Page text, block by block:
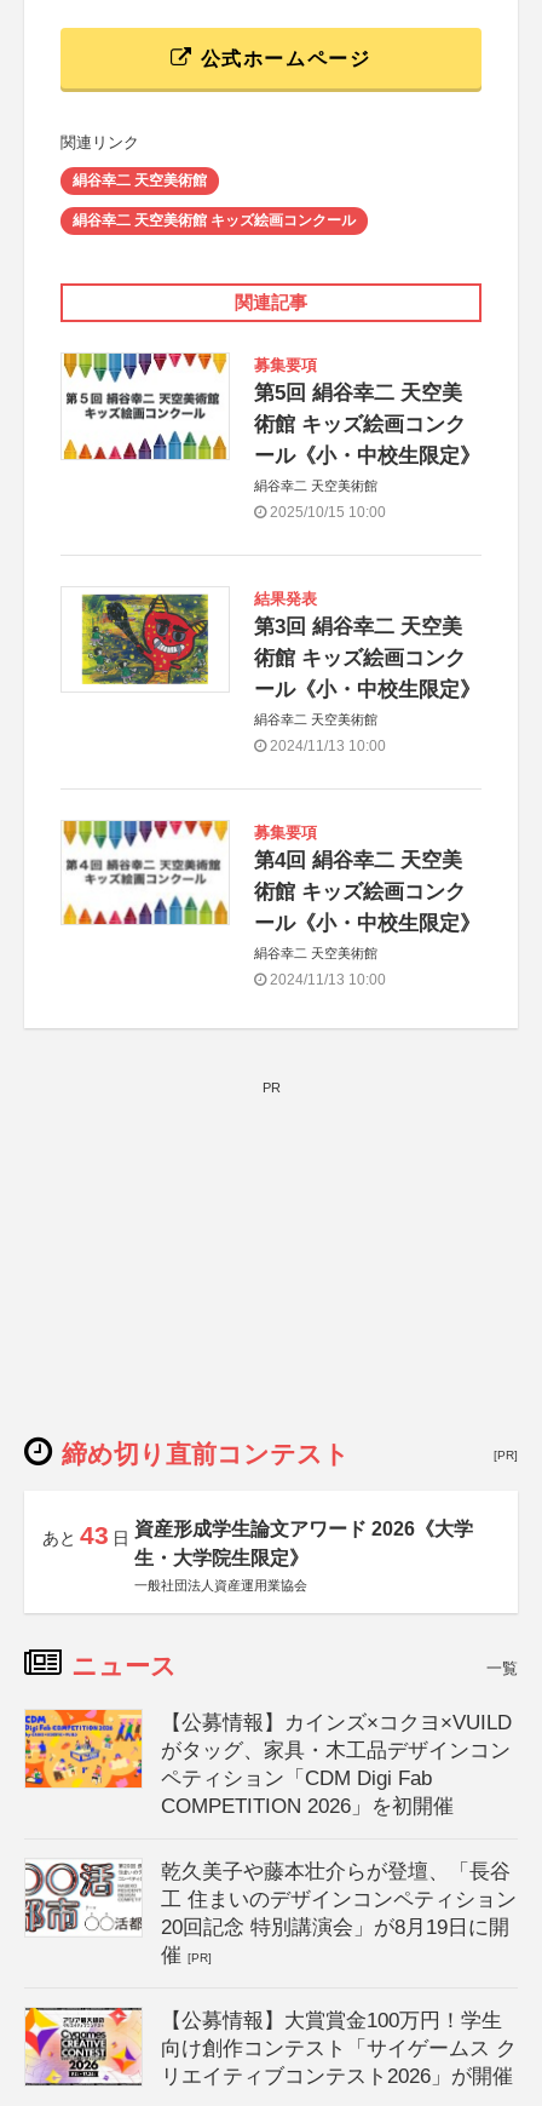
公式ホームページ
関連リンク
絹谷幸二 天空美術館
絹谷幸二 天空美術館 キッズ絵画コンクール
関連記事
募集要項
第5回 絹谷幸二 天空美
術館 キッズ絵画コンク
ール《小・中校生限定》
絹谷幸二 天空美術館
2025/10/15 10:00
結果発表
第3回 絹谷幸二 天空美
術館 キッズ絵画コンク
ール《小・中校生限定》
絹谷幸二 天空美術館
2024/11/13 10:00
募集要項
第4回 絹谷幸二 天空美
術館 キッズ絵画コンク
ール《小・中校生限定》
絹谷幸二 天空美術館
2024/11/13 10:00
PR
締め切り直前コンテスト [PR]
あと 43 日 資産形成学生論文アワード 2026《大学
生・大学院生限定》
一般社団法人資産運用業協会
ニュース 一覧
【公募情報】カインズ×コクヨ×VUILD
がタッグ、家具・木工品デザインコン
ペティション「CDM Digi Fab
COMPETITION 2026」を初開催
乾久美子や藤本壮介らが登壇、「長谷
工 住まいのデザインコンペティション
20回記念 特別講演会」が8月19日に開
催[PR]
【公募情報】大賞賞金100万円！学生
向け創作コンテスト「サイゲームス ク
リエイティブコンテスト2026」が開催